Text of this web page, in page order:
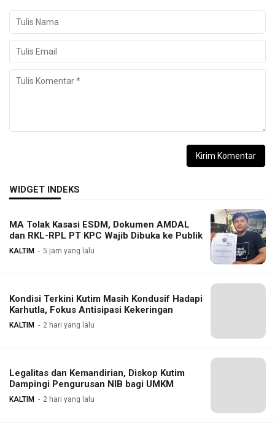
WIDGET INDEKS
MA Tolak Kasasi ESDM, Dokumen AMDAL
dan RKL-RPL PT KPC Wajib Dibuka ke Publik
KALTIM 5 jam yang lalu
Kondisi Terkini Kutim Masih Kondusif Hadapi
Karhutla, Fokus Antisipasi Kekeringan
KALTIM 2 hari yang lalu
Legalitas dan Kemandirian, Diskop Kutim
Dampingi Pengurusan NIB bagi UMKM
KALTIM 2 hari yang lalu